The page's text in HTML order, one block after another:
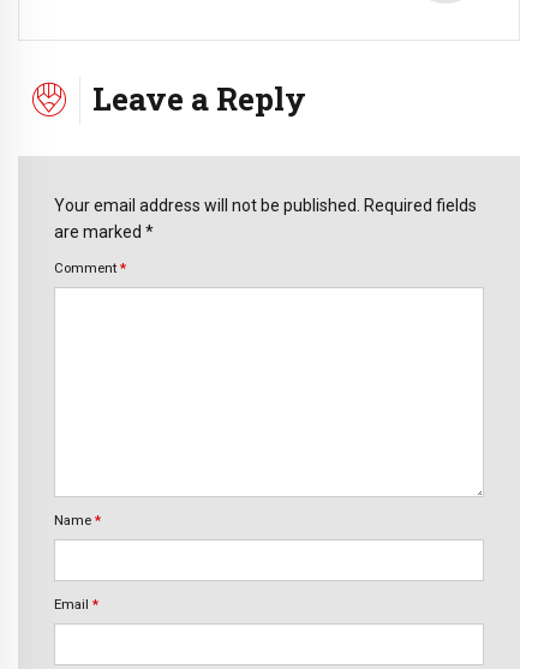
Leave a Reply
Your email address will not be published. Required fields
are marked *
Comment *
Name *
Email *